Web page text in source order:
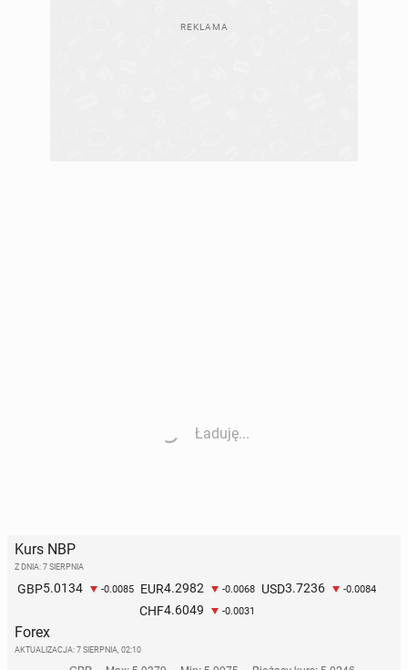
Ładuję...
Kurs NBP
Z DNIA: 7 SIERPNIA
GBP5.0134 -0.0085 EUR4.2982 -0.0068 USD3.7236 -0.0084
CHF4.6049 -0.0031
Forex
AKTUALIZACJA: 7 SIERPNIA, 02:10